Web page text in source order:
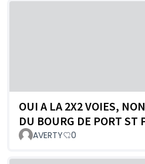
OUI A LA 2X2 VOIES,
DU BOURG DE PORT ST
AVERTY 0